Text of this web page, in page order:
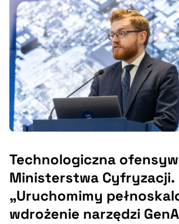
Technologiczna
Ministerstwa Cyfryzacji.
„Uruchomimy
wdrożenie narzędzi